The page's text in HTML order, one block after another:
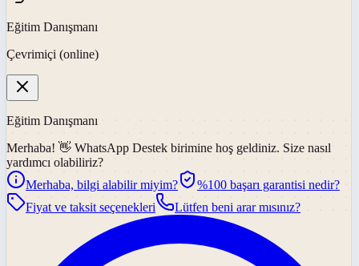
Eğitim Danışmanı
Çevrimiçi (online)
Eğitim Danışmanı
Merhaba! 👋 WhatsApp Destek birimine hoş geldiniz. Size nasıl
yardımcı olabiliriz?
Merhaba, bilgi alabilir miyim?
%100 başarı garantisi nedir?
Fiyat ve taksit seçenekleri
Lütfen beni arar mısınız?